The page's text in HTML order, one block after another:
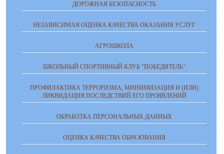
ДОРОЖНАЯ БЕЗОПАСНОСТЬ
НЕЗАВИСИМАЯ ОЦЕНКА КАЧЕСТВА ОКАЗАНИЯ УСЛУГ
АГРОШКОЛА
ШКОЛЬНЫЙ СПОРТИВНЫЙ КЛУБ "ПОБЕДИТЕЛЬ"
ПРОФИЛАКТИКА ТЕРРОРИЗМА, МИНИМИЗАЦИЯ И (ИЛИ)
ЛИКВИДАЦИЯ ПОСЛЕДСТВИЙ ЕГО ПРОЯВЛЕНИЙ
ОБРАБОТКА ПЕРСОНАЛЬНЫХ ДАННЫХ
ОЦЕНКА КАЧЕСТВА ОБРАЗОВАНИЯ